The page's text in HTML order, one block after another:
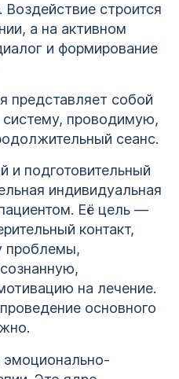
строится
а на активном
и формирование
представляет собой
проводимую,
сеанс.
и подготовительный
индивидуальная
Её цель —
контакт,
проблемы,
на лечение.
основного
эмоционально-